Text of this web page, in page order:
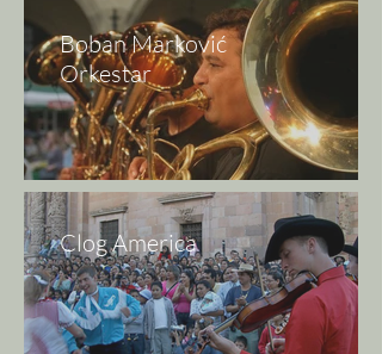
Boban Marković
Orkestar
Clog America